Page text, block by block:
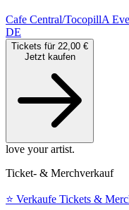
Cafe Central/TocopillA
DE
Tickets für 22,00 €
Jetzt kaufen
love your artist.
Ticket- & Merchverkauf
⭐️ Verkaufe Tickets &